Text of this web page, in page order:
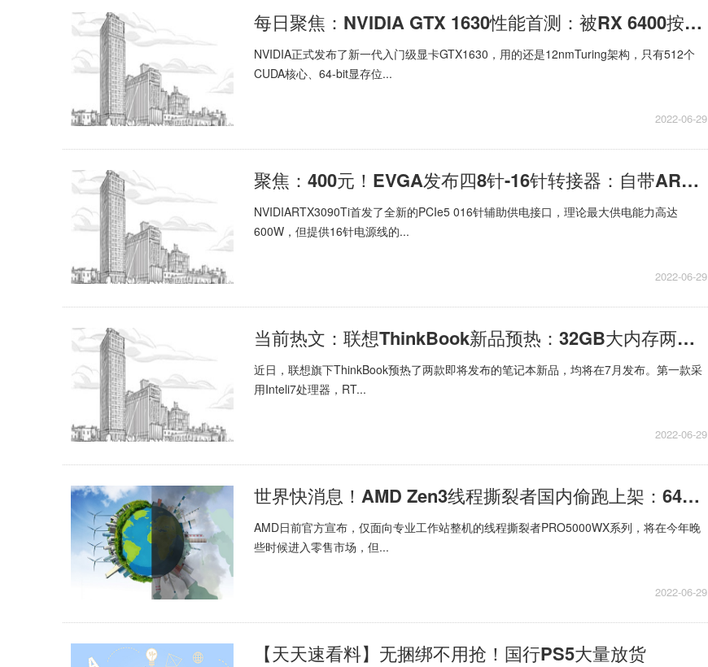
每日聚焦：NVIDIA GTX 1630性能首测：被RX 6400按在地上摩擦
NVIDIA正式发布了新一代入门级显卡GTX1630，用的还是12nmTuring架构，只有512个
CUDA核心、64-bit显存位...
2022-06-29
聚焦：400元！EVGA发布四8针-16针转接器：自带ARGB光污染
NVIDIARTX3090Ti首发了全新的PCIe5 016针辅助供电接口，理论最大供电能力高达
600W，但提供16针电源线的...
2022-06-29
当前热文：联想ThinkBook新品预热：32GB大内存两连发
近日，联想旗下ThinkBook预热了两款即将发布的笔记本新品，均将在7月发布。第一款采
用Inteli7处理器，RT...
2022-06-29
世界快消息！AMD Zen3线程撕裂者国内偷跑上架：64核心卖到5.5万
AMD日前官方宣布，仅面向专业工作站整机的线程撕裂者PRO5000WX系列，将在今年晚
些时候进入零售市场，但...
2022-06-29
【天天速看料】无捆绑不用抢！国行PS5大量放货